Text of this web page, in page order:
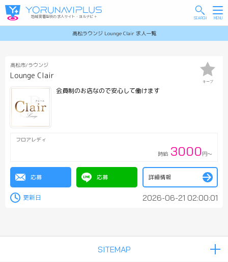
高松ラウンジ Lounge Clair 求人一覧
地域密着型夜の求人サイト・ヨルナビ＋
高松市/ラウンジ
Lounge Clair
キープ
会員制のお店なので安心して働けます
フロアレディ
時給 3000 円～
応募 応募 詳細情報
2026-06-21 02:00:01